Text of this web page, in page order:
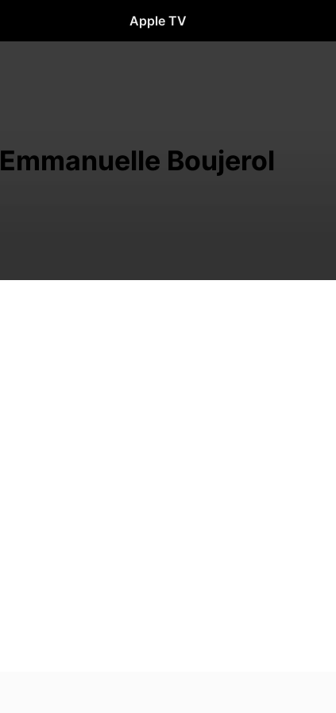
Apple TV
Emmanuelle Boujerol